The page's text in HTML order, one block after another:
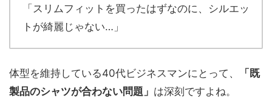
「スリムフィットを買ったはずなのに、シルエッ
トが綺麗じゃない…」
体型を維持している40代ビジネスマンにとって、
「既
製品のシャツが合わない問題」 は深刻ですよね。